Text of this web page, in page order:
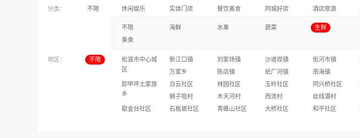
分类： 不限 休闲娱乐 实体门店 餐饮美食 同城好店 酒店旅游
不限 海鲜 水果 蔬菜 生鲜
美食
地区： 不限
松滋市中心城
区
新江口镇 刘家场镇 沙道观镇 街河市镇
万家乡
陈店镇 纸厂河镇 南海镇
卸甲坪土家族
乡
白云社区 林园社区 玉岭社区 同兴桥社区
狮子咀村
木天河村 西流村 丝线潮村
歇金台社区
石板坡社区 青峰山社区 大桥社区 和平社区